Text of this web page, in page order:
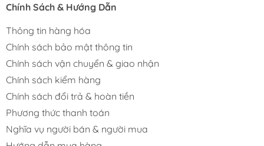
Chính Sách & Hướng Dẫn
Thông tin hàng hóa
Chính sách bảo mật thông tin
Chính sách vận chuyển & giao nhận
Chính sách kiểm hàng
Chính sách đổi trả & hoàn tiền
Phương thức thanh toán
Nghĩa vụ người bán & người mua